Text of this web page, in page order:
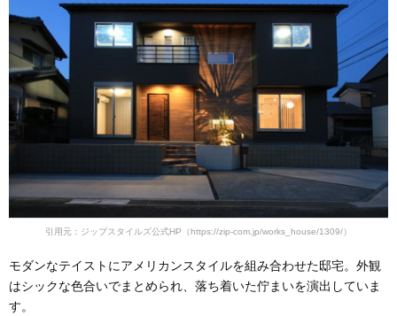
引用元：ジップスタイルズ公式HP（https://zip-com.jp/works_house/1309/）
モダンなテイストにアメリカンスタイルを組み合わせた邸宅。外観
はシックな色合いでまとめられ、落ち着いた佇まいを演出していま
す。